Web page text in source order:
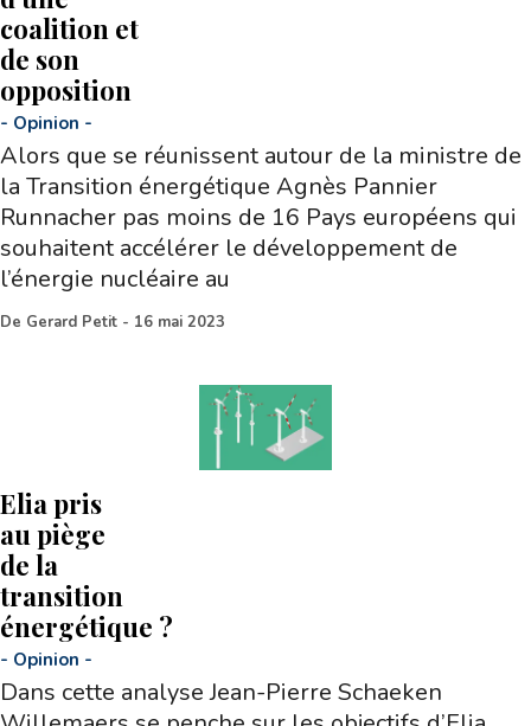
coalition et
de son
opposition
- Opinion -
Alors que se réunissent autour de la ministre de
la Transition énergétique Agnès Pannier
Runnacher pas moins de 16 Pays européens qui
souhaitent accélérer le développement de
l’énergie nucléaire au
De Gerard Petit - 16 mai 2023
Elia pris
au piège
de la
transition
énergétique ?
- Opinion -
Dans cette analyse Jean-Pierre Schaeken